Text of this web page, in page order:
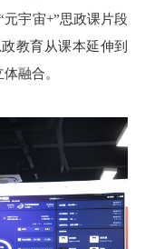
宇宙+”思政课片段
教育从课本延伸到
融合。